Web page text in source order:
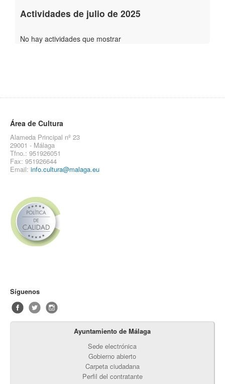
Actividades de julio de 2025
No hay actividades que mostrar
Área de Cultura
Alameda Principal nº 23
29001 - Málaga
Tfno.: 951926051
Fax: 951926644
Email: info.cultura@malaga.eu
Síguenos
Ayuntamiento de Málaga
Sede electrónica
Gobierno abierto
Carpeta ciudadana
Perfil del contratante